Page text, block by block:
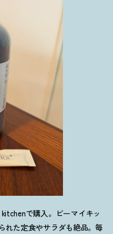
で購入。ビーマイキッ
れた定食やサラダも絶品。毎